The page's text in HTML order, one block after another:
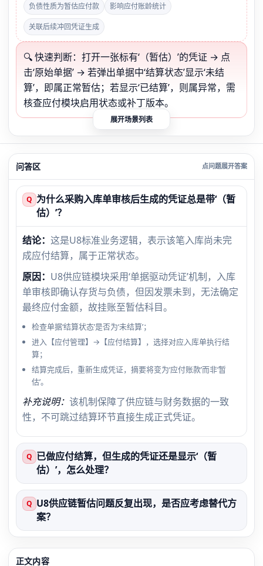
负债性质为暂估应付款 影响应付账龄统计
关联后续冲回凭证生成
🔍 快速判断：打开一张标有‘（暂估）’的凭证 → 点
击‘原始单据’ → 若弹出单据中‘结算状态’显示‘未结
算’，即属正常暂估；若显示‘已结算’，则属异常，需
核查应付模块启用状态或补丁版本。
展开场景列表
问答区
Q 为什么采购入库单审核后生成的凭证总是带‘（暂
估）’？
结论： 这是U8标准业务逻辑，表示该笔入库尚未完
成应付结算，属于正常状态。
原因： U8供应链模块采用‘单据驱动凭证’机制，入库
单审核即确认存货与负债，但因发票未到，无法确定
最终应付金额，故挂账至暂估科目。
检查单据‘结算状态’是否为‘未结算’；
进入【应付管理】→【应付结算】，选择对应入库单执行结
算；
结算完成后，重新生成凭证，摘要将变为‘应付账款’而非‘暂
估’。
补充说明： 该机制保障了供应链与财务数据的一致
性，不可跳过结算环节直接生成正式凭证。
Q 已做应付结算，但生成的凭证还是显示‘（暂
估）’，怎么处理？
Q U8供应链暂估问题反复出现，是否应考虑替代方
案？
正文内容